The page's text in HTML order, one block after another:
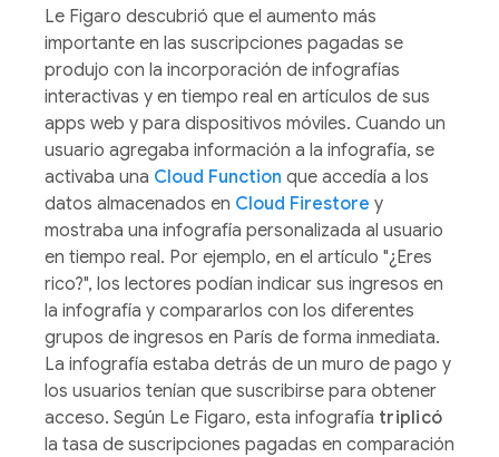
Le Figaro descubrió que el aumento más
importante en las suscripciones pagadas se
produjo con la incorporación de infografías
interactivas y en tiempo real en artículos de sus
apps web y para dispositivos móviles. Cuando un
usuario agregaba información a la infografía, se
activaba una Cloud Function que accedía a los
datos almacenados en Cloud Firestore y
mostraba una infografía personalizada al usuario
en tiempo real. Por ejemplo, en el artículo "¿Eres
rico?", los lectores podían indicar sus ingresos en
la infografía y compararlos con los diferentes
grupos de ingresos en París de forma inmediata.
La infografía estaba detrás de un muro de pago y
los usuarios tenían que suscribirse para obtener
acceso. Según Le Figaro, esta infografía triplicó
la tasa de suscripciones pagadas en comparación